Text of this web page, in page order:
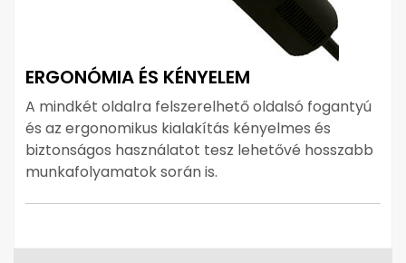
ERGONÓMIA ÉS KÉNYELEM
A mindkét oldalra felszerelhető oldalsó fogantyú
és az ergonomikus kialakítás kényelmes és
biztonságos használatot tesz lehetővé hosszabb
munkafolyamatok során is.